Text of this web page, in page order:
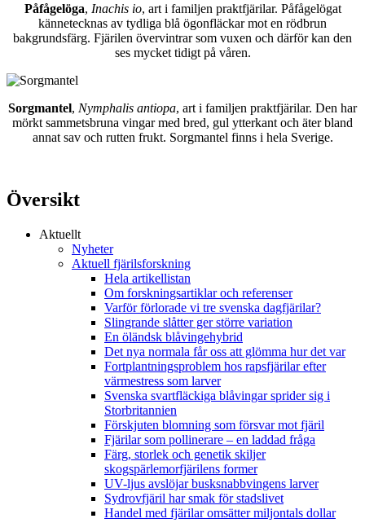
Påfågelöga, Inachis io, art i familjen praktfjärilar. Påfågelögat
kännetecknas av tydliga blå ögonfläckar mot en rödbrun
bakgrundsfärg. Fjärilen övervintrar som vuxen och därför kan den
ses mycket tidigt på våren.
Sorgmantel, Nymphalis antiopa, art i familjen praktfjärilar. Den har
mörkt sammetsbruna vingar med bred, gul ytterkant och äter bland
annat sav och rutten frukt. Sorgmantel finns i hela Sverige.
Översikt
Aktuellt
Nyheter
Aktuell fjärilsforskning
Hela artikellistan
Om forskningsartiklar och referenser
Varför förlorade vi tre svenska dagfjärilar?
Slingrande slåtter ger större variation
En öländsk blåvingehybrid
Det nya normala får oss att glömma hur det var
Fortplantningsproblem hos rapsfjärilar efter
värmestress som larver
Svenska svartfläckiga blåvingar sprider sig i
Storbritannien
Förskjuten blomning som försvar mot fjäril
Fjärilar som pollinerare – en laddad fråga
Färg, storlek och genetik skiljer
skogspärlemorfjärilens former
UV-ljus avslöjar busksnabbvingens larver
Sydrovfjäril har smak för stadslivet
Handel med fjärilar omsätter miljontals dollar